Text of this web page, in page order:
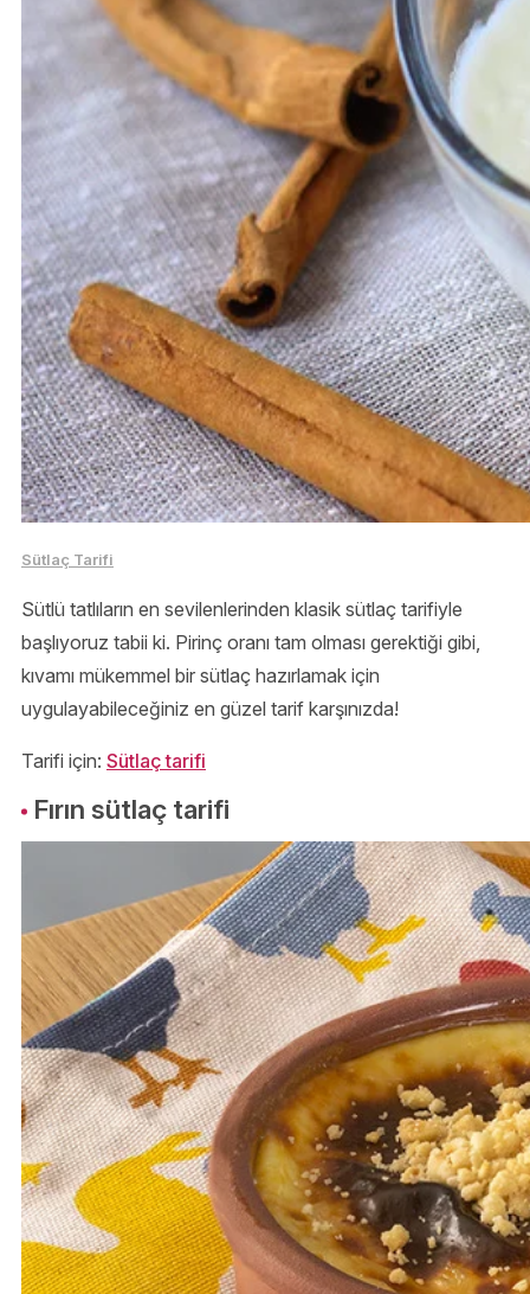
Sütlaç Tarifi
Sütlü tatlıların en sevilenlerinden klasik sütlaç tarifiyle
başlıyoruz tabii ki. Pirinç oranı tam olması gerektiği gibi,
kıvamı mükemmel bir sütlaç hazırlamak için
uygulayabileceğiniz en güzel tarif karşınızda!
Tarifi için: Sütlaç tarifi
Fırın sütlaç tarifi